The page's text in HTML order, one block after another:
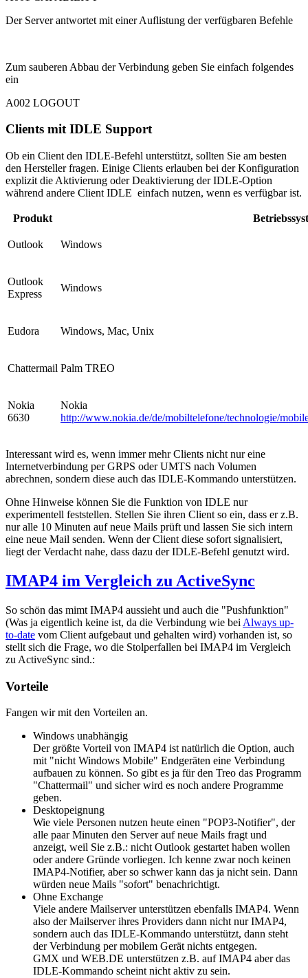
Der Server antwortet mit einer Auflistung der verfügbaren Befehle
Zum sauberen Abbau der Verbindung geben Sie einfach folgendes
ein
A002 LOGOUT
Clients mit IDLE Support
Ob ein Client den IDLE-Befehl unterstützt, sollten Sie am besten
den Hersteller fragen. Einige Clients erlauben bei der Konfiguration
explizit die Aktivierung oder Deaktivierung der IDLE-Option
während andere Client IDLE einfach nutzen, wenn es verfügbar ist.
Produkt
Outlook Windows
Outlook
Express
Windows
Eudora Windows, Mac, Unix
Chattermail Palm TREO
Nokia
6630
Nokia
http://www.nokia.de/de/mobiltelefone/technologie/
Interessant wird es, wenn immer mehr Clients nicht nur eine
Internetverbindung per GRPS oder UMTS nach Volumen
abrechnen, sondern diese auch das IDLE-Kommando unterstützen.
Ohne Hinweise können Sie die Funktion von IDLE nur
experimentell feststellen. Stellen Sie ihren Client so ein, dass er z.B.
nur alle 10 Minuten auf neue Mails prüft und lassen Sie sich intern
eine neue Mail senden. Wenn der Client diese sofort signalisiert,
liegt der Verdacht nahe, dass dazu der IDLE-Befehl genutzt wird.
IMAP4 im Vergleich zu ActiveSync
So schön das mimt IMAP4 aussieht und auch die "Pushfunktion"
(Was ja eigentlich keine ist, da die Verbindung wie bei Always up-
to-date vom Client aufgebaut und gehalten wird) vorhanden ist, so
stellt sich die Frage, wo die Stolperfallen bei IMAP4 im Vergleich
zu ActiveSync sind.:
Vorteile
Fangen wir mit den Vorteilen an.
Windows unabhängig
Der größte Vorteil von IMAP4 ist natürlich die Option, auch
mit "nicht Windows Mobile" Endgeräten eine Verbindung
aufbauen zu können. So gibt es ja für den Treo das Programm
"Chattermail" und sicher wird es noch andere Programme
geben.
Desktopeignung
Wie viele Personen nutzen heute einen "POP3-Notifier", der
alle paar Minuten den Server auf neue Mails fragt und
anzeigt, weil Sie z.B.: nicht Outlook gestartet haben wollen
oder andere Gründe vorliegen. Ich kenne zwar noch keinen
IMAP4-Notifier, aber so schwer kann das ja nicht sein. Dann
würden neue Mails "sofort" benachrichtigt.
Ohne Exchange
Viele andere Mailserver unterstützen ebenfalls IMAP4. Wenn
also der Mailserver ihres Providers dann nicht nur IMAP4,
sondern auch das IDLE-Kommando unterstützt, dann steht
der Verbindung per mobilem Gerät nichts entgegen.
GMX und WEB.DE unterstützen z.B. auf IMAP4 aber das
IDLE-Kommando scheint nicht aktiv zu sein.